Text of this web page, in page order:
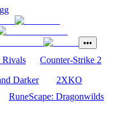
•••
Rivals
Counter-Strike 2
Darker
2XKO
RuneScape: Dragonwilds